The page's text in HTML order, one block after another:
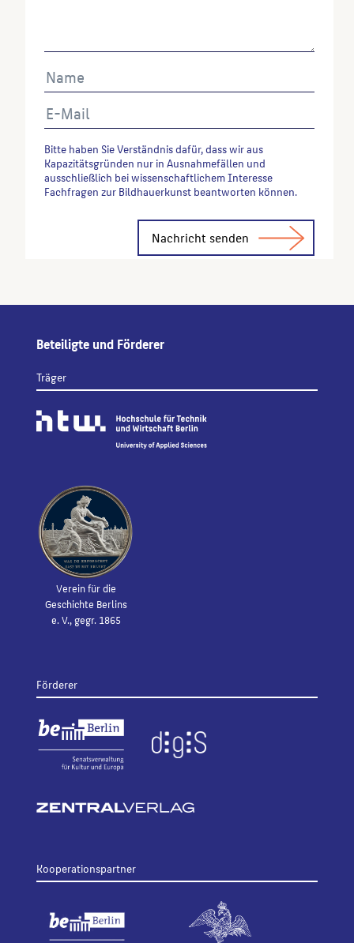
Bitte haben Sie Verständnis dafür, dass wir aus
Kapazitätsgründen nur in Ausnahmefällen und
ausschließlich bei wissenschaftlichem Interesse
Fachfragen zur Bildhauerkunst beantworten können.
Beteiligte und Förderer
Träger
Verein für die
Geschichte Berlins
e. V., gegr. 1865
Förderer
Kooperationspartner